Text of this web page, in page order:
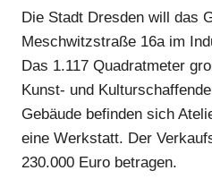
Die Stadt Dresden will das
Meschwitzstraße 16a im
Das 1.117 Quadratmeter
Kunst- und
Gebäude befinden sich
eine Werkstatt. Der
230.000 Euro betragen.